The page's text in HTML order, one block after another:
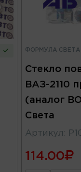
ФОРМУЛА СВЕТА
Стекло
ВАЗ-2110
(аналог
Света
Артикул :
114.00